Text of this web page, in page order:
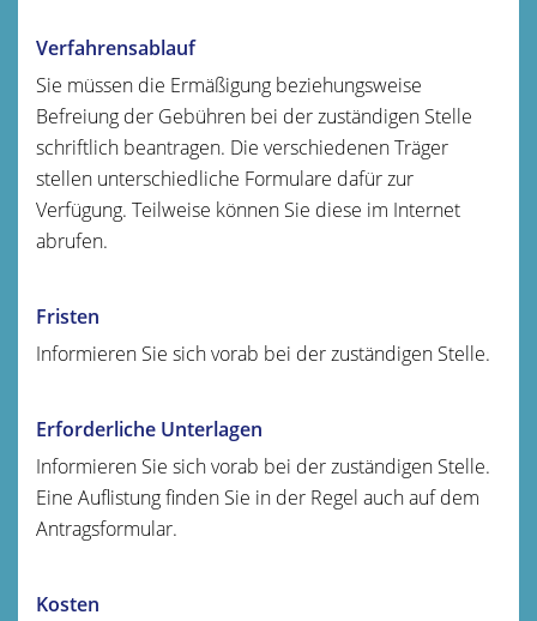
Verfahrensablauf
Sie müssen die Ermäßigung beziehungsweise
Befreiung der Gebühren bei der zuständigen Stelle
schriftlich beantragen. Die verschiedenen Träger
stellen unterschiedliche Formulare dafür zur
Verfügung. Teilweise können Sie diese im Internet
abrufen.
Fristen
Informieren Sie sich vorab bei der zuständigen Stelle.
Erforderliche Unterlagen
Informieren Sie sich vorab bei der zuständigen Stelle.
Eine Auflistung finden Sie in der Regel auch auf dem
Antragsformular.
Kosten